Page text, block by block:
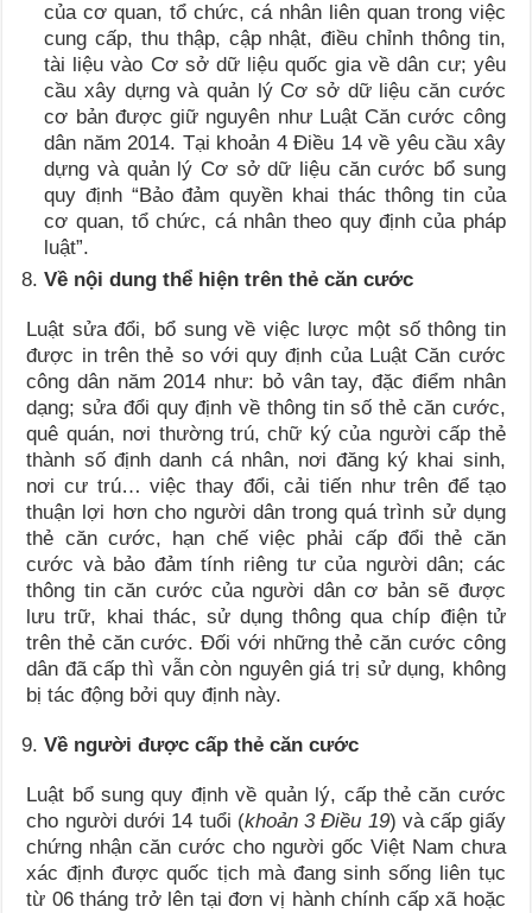
của cơ quan, tổ chức, cá nhân liên quan trong việc
cung cấp, thu thập, cập nhật, điều chỉnh thông tin,
tài liệu vào Cơ sở dữ liệu quốc gia về dân cư; yêu
cầu xây dựng và quản lý Cơ sở dữ liệu căn cước
cơ bản được giữ nguyên như Luật Căn cước công
dân năm 2014. Tại khoản 4 Điều 14 về yêu cầu xây
dựng và quản lý Cơ sở dữ liệu căn cước bổ sung
quy định “Bảo đảm quyền khai thác thông tin của
cơ quan, tổ chức, cá nhân theo quy định của pháp
luật”.
Về nội dung thể hiện trên thẻ căn cước
Luật sửa đổi, bổ sung về việc lược một số thông tin
được in trên thẻ so với quy định của Luật Căn cước
công dân năm 2014 như: bỏ vân tay, đặc điểm nhân
dạng; sửa đổi quy định về thông tin số thẻ căn cước,
quê quán, nơi thường trú, chữ ký của người cấp thẻ
thành số định danh cá nhân, nơi đăng ký khai sinh,
nơi cư trú… việc thay đổi, cải tiến như trên để tạo
thuận lợi hơn cho người dân trong quá trình sử dụng
thẻ căn cước, hạn chế việc phải cấp đổi thẻ căn
cước và bảo đảm tính riêng tư của người dân; các
thông tin căn cước của người dân cơ bản sẽ được
lưu trữ, khai thác, sử dụng thông qua chíp điện tử
trên thẻ căn cước. Đối với những thẻ căn cước công
dân đã cấp thì vẫn còn nguyên giá trị sử dụng, không
bị tác động bởi quy định này.
Về người được cấp thẻ căn cước
Luật bổ sung quy định về quản lý, cấp thẻ căn cước
cho người dưới 14 tuổi (khoản 3 Điều 19) và cấp giấy
chứng nhận căn cước cho người gốc Việt Nam chưa
xác định được quốc tịch mà đang sinh sống liên tục
từ 06 tháng trở lên tại đơn vị hành chính cấp xã hoặc